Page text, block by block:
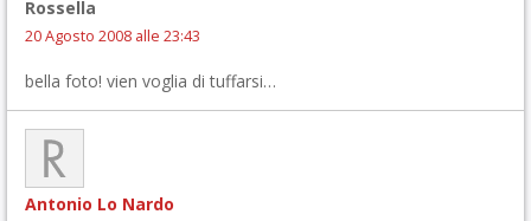
Rossella
20 Agosto 2008 alle 23:43
bella foto! vien voglia di tuffarsi…
Antonio Lo Nardo